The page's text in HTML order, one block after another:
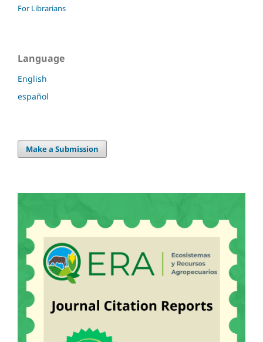
For Librarians
Language
English
español
Make a Submission